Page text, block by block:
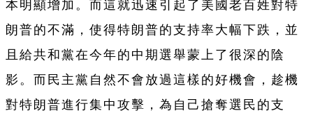
本明顯增加。而這就迅速引起了美國老百姓對特
朗普的不滿，使得特朗普的支持率大幅下跌，並
且給共和黨在今年的中期選舉蒙上了很深的陰
影。而民主黨自然不會放過這樣的好機會，趁機
對特朗普進行集中攻擊，為自己搶奪選民的支